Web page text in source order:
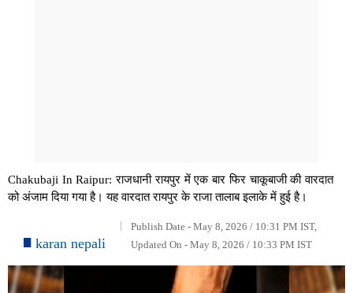
Chakubaji In Raipur: राजधानी रायपुर में एक बार फिर चाकूबाजी की वारदात
को अंजाम दिया गया है। यह वारदात रायपुर के राजा तालाब इलाके में हुई है।
karan nepali
Publish Date - May 8, 2026 / 10:31 PM IST,
Updated On - May 8, 2026 / 10:33 PM IST